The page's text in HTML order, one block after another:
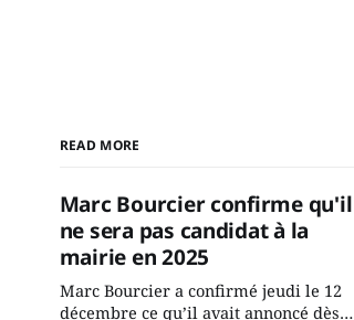
READ MORE
Marc Bourcier confirme qu'il
ne sera pas candidat à la
mairie en 2025
Marc Bourcier a confirmé jeudi le 12
décembre ce qu’il avait annoncé dès